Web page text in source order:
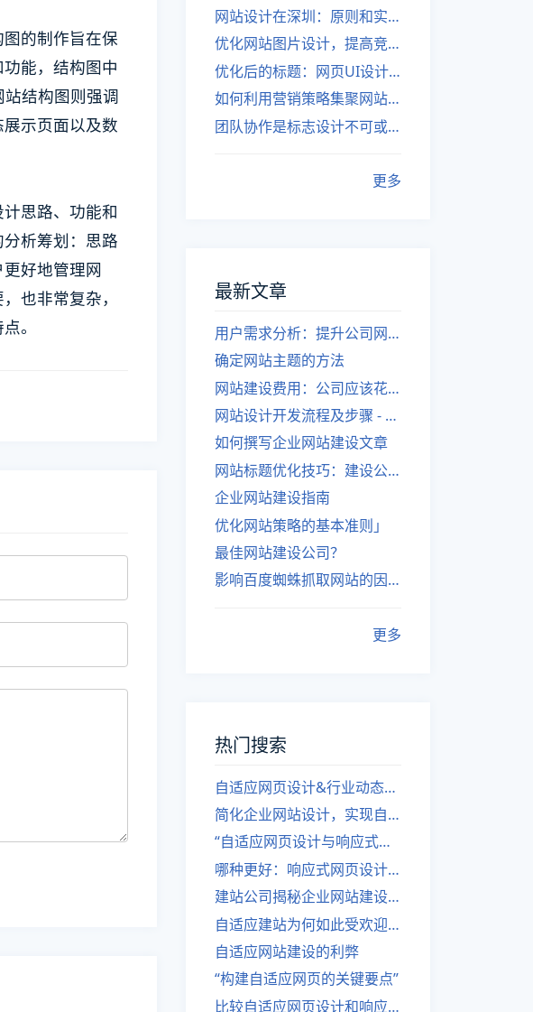
的制作旨在保
能，结构图中
结构图则强调
示页面以及数
思路、功能和
析筹划：思路
好地管理网
也非常复杂，
。
网站设计在深圳：原则和实践
优化网站图片设计，提高竞争力
优化后的标题：网页UI设计与APP UI设计应用软件
如何利用营销策略集聚网站流量
团队协作是标志设计不可或缺的一部分
更多
最新文章
用户需求分析：提升公司网站建设效果
确定网站主题的方法
网站建设费用：公司应该花费多少？
网站设计开发流程及步骤 - 优化后的标题
如何撰写企业网站建设文章
网站标题优化技巧：建设公司的专业指导
企业网站建设指南
优化网站策略的基本准则」
最佳网站建设公司？
影响百度蜘蛛抓取网站的因素有哪些？
更多
热门搜索
自适应网页设计&行业动态，关注建站。
简化企业网站设计，实现自适应设计的方法
“自适应网页设计与响应式网站建设的异同”
哪种更好：响应式网页设计还是自适应网站？
建站公司揭秘企业网站建设核心原则
自适应建站为何如此受欢迎？
自适应网站建设的利弊
“构建自适应网页的关键要点”
比较自适应网页设计和响应式网站的差异